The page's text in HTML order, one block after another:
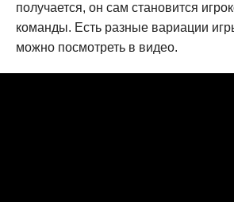
получается, он сам становится
команды. Есть разные вариации
можно посмотреть в видео.